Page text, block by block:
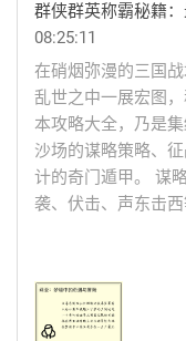
群侠群英称霸秘籍
08:25:11
在硝烟弥漫的三国
乱世之中一展宏图
本攻略大全，乃是
沙场的谋略策略、
计的奇门遁甲。 谋
袭、伏击、声东击